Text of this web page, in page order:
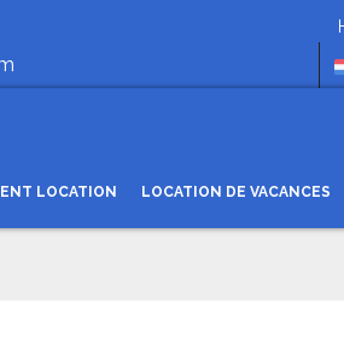
LOCATION LOCATION DE VACANCES